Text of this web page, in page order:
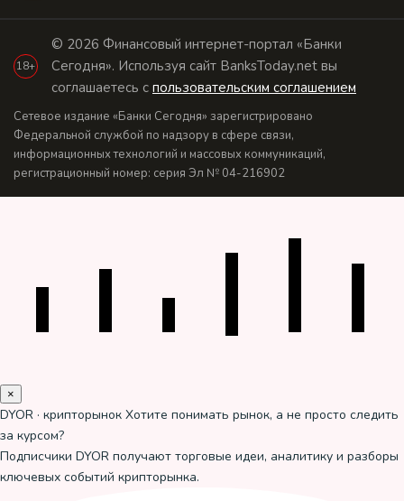
18+
© 2026 Финансовый интернет-портал «Банки
Сегодня». Используя сайт BanksToday.net вы
соглашаетесь с пользовательским соглашением
Сетевое издание «Банки Сегодня» зарегистрировано
Федеральной службой по надзору в сфере связи,
информационных технологий и массовых коммуникаций,
регистрационный номер: серия Эл № 04-216902
×
DYOR · крипторынок Хотите понимать рынок, а не просто следить
за курсом?
Подписчики DYOR получают торговые идеи, аналитику и разборы
ключевых событий крипторынка.